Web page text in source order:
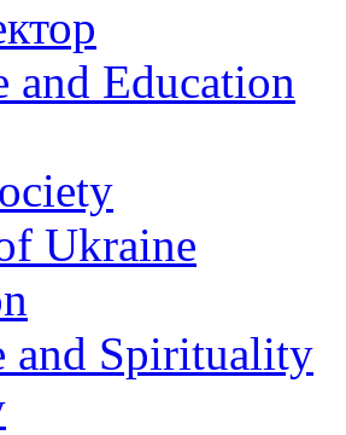
and Education
Ukraine
and Spirituality